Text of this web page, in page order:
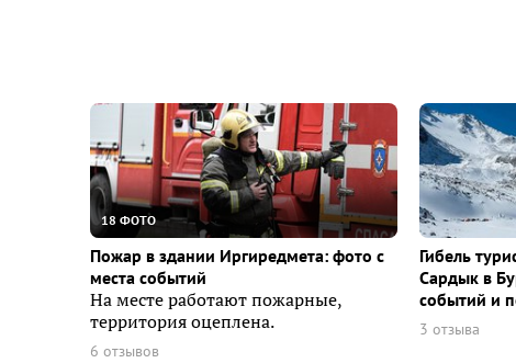
18 ФОТО
Пожар в здании Иргиредмета: фото с
места событий
На месте работают пожарные,
территория оцеплена.
6 отзывов
Гибель
Сардык в
событий и
3 отзыва